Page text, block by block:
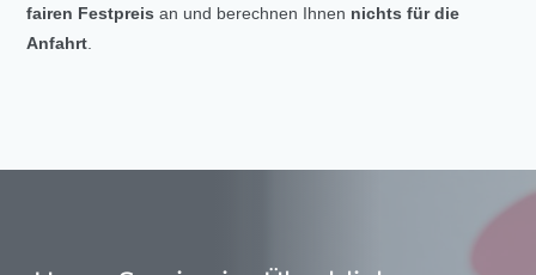
fairen Festpreis an und berechnen Ihnen nichts für die
Anfahrt